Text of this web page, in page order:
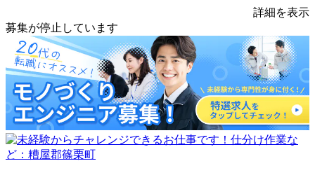
詳細を表示
募集が停止しています